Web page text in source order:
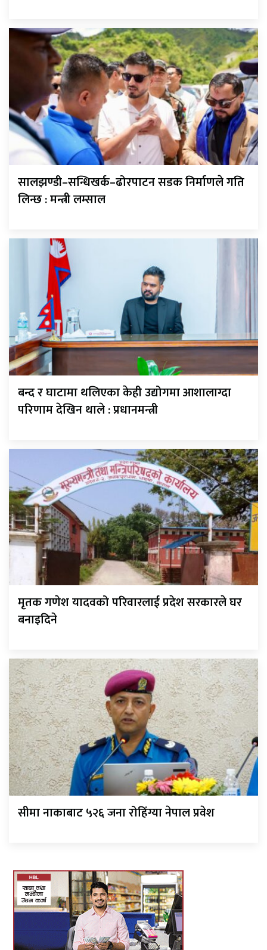
सालझण्डी–सन्धिखर्क–ढोरपाटन सडक निर्माणले गति
लिन्छ : मन्त्री लम्साल
बन्द र घाटामा थलिएका केही उद्योगमा आशालाग्दा
परिणाम देखिन थाले : प्रधानमन्त्री
मृतक गणेश यादवको परिवारलाई प्रदेश सरकारले घर
बनाइदिने
सीमा नाकाबाट ५२६ जना रोहिंग्या नेपाल प्रवेश